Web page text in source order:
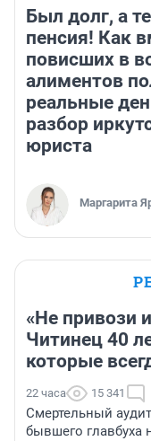
Был долг, а
пенсия! Как
повисших в
алиментов
реальные
разбор
юриста
Маргарита
«Не привози
Читинец 40
которые
22 часа 15 341
Смертельный
бывшего